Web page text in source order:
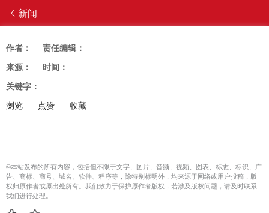
新闻
作者：
责任编辑：
来源：
时间：
关键字：
浏览
点赞 收藏
©本站发布的所有内容，包括但不限于文字、图片、音频、视频、图表、标志、标识、广
告、商标、商号、域名、软件、程序等，除特别标明外，均来源于网络或用户投稿，版
权归原作者或原出处所有。我们致力于保护原作者版权，若涉及版权问题，请及时联系
我们进行处理。